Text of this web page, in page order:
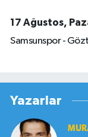
17 Ağustos,
Samsunspor -
Yazarlar